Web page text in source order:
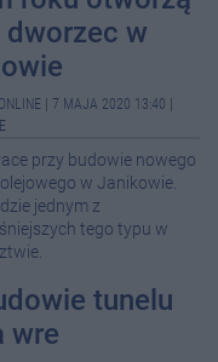
dworzec w
7 MAJA 2020 13:40
przy budowie nowego
w Janikowie.
jednym z
tego typu w
tunelu
wre